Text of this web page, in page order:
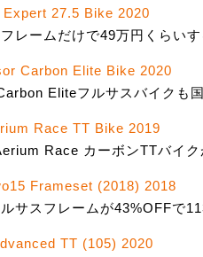
27.5 Bike 2020
レームだけで49万円くらい
Carbon Elite Bike 2020
Eliteフルサスバイクも
Race TT Bike 2019
Race カーボンTTバイク
Frameset (2018) 2018
サスフレームが43%OFFで
TT (105) 2020